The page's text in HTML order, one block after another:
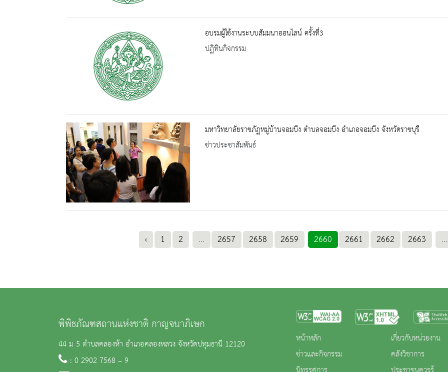
อบรมผู้ใช้งานระบบสัมมนาออนไลน์ ครั้งที่3
ปฏิทินกิจกรรม
มหาวิทยาลัยราชภัฏหมู่บ้านจอมบึง ตำบลจอมบึง อำเภอจอมบึง จังหวัดราชบุรี
ข่าวประชาสัมพันธ์
‹ 1 2 ... 2657 2658 2659 2660 2661 2662 2663 ...
พิพิธภัณฑสถานแห่งชาติ กาญจนาภิเษก
44 ม 5 ตำบลคลองห้า อำเภอคลองหลวง จังหวัดปทุมธานี 12120
: 0 2902 7568 – 9
หน้าหลัก
ข่าวและกิจกรรม
เกี่ยวกับหน่วยงาน
คลังวิชาการ